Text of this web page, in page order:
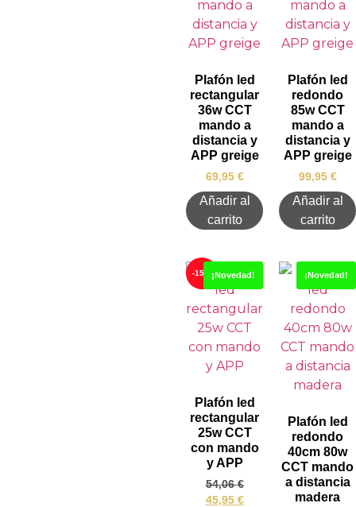
Plafón led
rectangular
36w CCT
mando a
distancia y
APP greige
69,95 €
Añadir al
carrito
Plafón led
redondo
85w CCT
mando a
distancia y
APP greige
99,95 €
Añadir al
carrito
-15% ¡Novedad!
Plafón led
rectangular
25w CCT
con mando
y APP
54,06€
45,95 €
¡Novedad!
Plafón led
redondo
40cm 80w
CCT mando
a distancia
madera